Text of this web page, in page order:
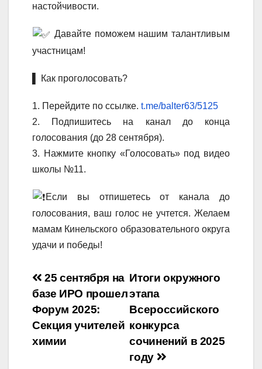
настойчивости.
Давайте поможем нашим талантливым
участницам!
▌ Как проголосовать?
1. Перейдите по ссылке. t.me/balter63/5125
2. Подпишитесь на канал до конца
голосования (до 28 сентября).
3. Нажмите кнопку «Голосовать» под видео
школы №11.
️Если вы отпишетесь от канала до
голосования, ваш голос не учтется. Желаем
мамам Кинельского образовательного округа
удачи и победы!
Навигация
по
записям
Итоги окружного
этапа
Всероссийского
конкурса
сочинений в 2025
году
25 сентября на
базе ИРО прошел
Форум 2025:
Секция учителей
химии